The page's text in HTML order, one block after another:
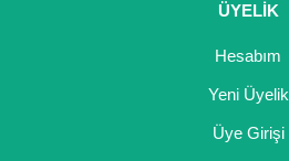
ÜYELİK
Hesabım
Yeni Üyelik
Üye Girişi